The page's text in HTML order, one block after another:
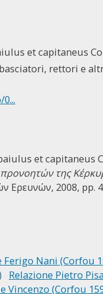
et capitaneus
rettori e
et capitaneus
της
Ερευνών, 2008, pp.
Ferigo Nani (Corfou
Relazione Pietro
Vincenzo (Corfou